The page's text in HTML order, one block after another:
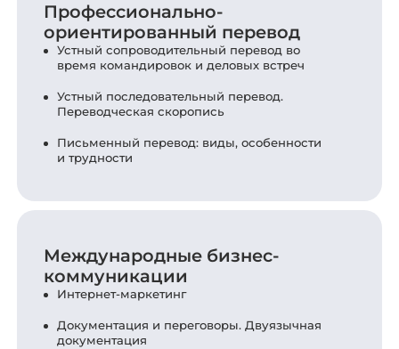
Профессионально-
ориентированный перевод
Устный сопроводительный перевод во
время командировок и деловых встреч
Устный последовательный перевод.
Переводческая скоропись
Письменный перевод: виды, особенности
и трудности
Международные бизнес-
коммуникации
Интернет-маркетинг
Документация и переговоры. Двуязычная
документация